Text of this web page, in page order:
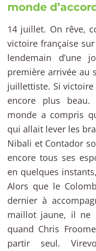
monde
14 juillet. On rêve,
victoire française
lendemain d’une
première arrivée au
juillettiste. Si
encore plus
monde a compris
qui allait lever les
Nibali et Contador
encore tous ses
en quelques
Alors que le
dernier à
maillot jaune, il ne
quand Chris
partir seul.